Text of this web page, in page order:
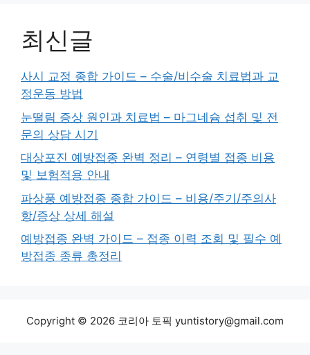
최신글
사시 교정 종합 가이드 – 수술/비수술 치료법과 교
정운동 방법
눈떨림 증상 원인과 치료법 – 마그네슘 섭취 및 전
문의 상담 시기
대상포진 예방접종 완벽 정리 – 연령별 접종 비용
및 보험적용 안내
파상풍 예방접종 종합 가이드 – 비용/주기/주의사
항/증상 상세 해설
예방접종 완벽 가이드 – 접종 이력 조회 및 필수 예
방접종 종류 총정리
Copyright © 2026 코리아 토픽 yuntistory@gmail.com